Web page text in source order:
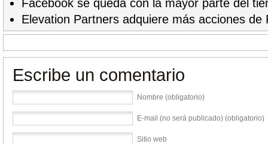
Facebook se queda con la mayor parte del
Elevation Partners adquiere más acciones de
Escribe un comentario
Nombre (obligatorio)
E-mail (no será publicado) (obligatorio)
Sitio web